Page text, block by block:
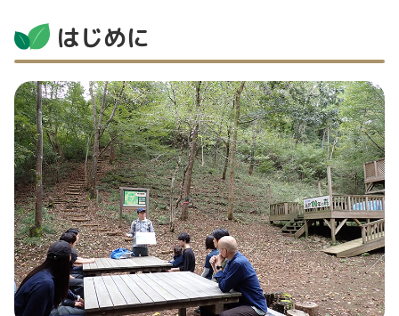
はじめに